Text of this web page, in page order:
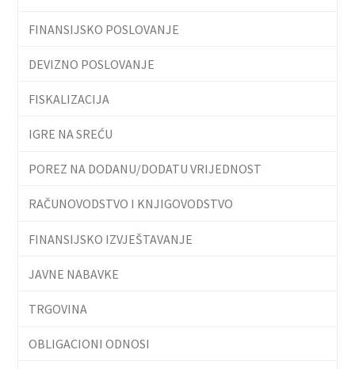
FINANSIJSKO POSLOVANJE
DEVIZNO POSLOVANJE
FISKALIZACIJA
IGRE NA SREĆU
POREZ NA DODANU/DODATU VRIJEDNOST
RAČUNOVODSTVO I KNJIGOVODSTVO
FINANSIJSKO IZVJEŠTAVANJE
JAVNE NABAVKE
TRGOVINA
OBLIGACIONI ODNOSI